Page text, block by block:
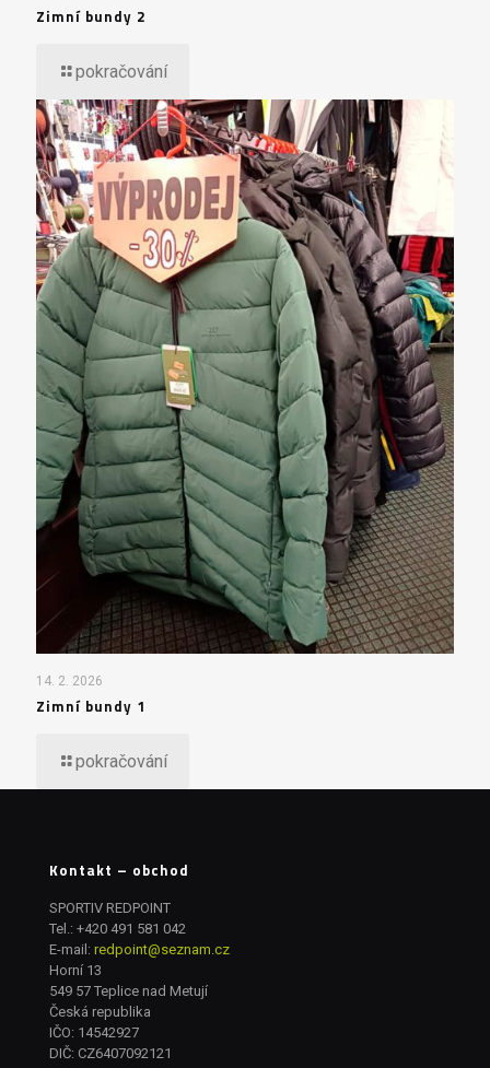
Zimní bundy 2
pokračování
14. 2. 2026
Zimní bundy 1
pokračování
Kontakt – obchod
SPORTIV REDPOINT
Tel.: +420 491 581 042
E-mail: redpoint@seznam.cz
Horní 13
549 57 Teplice nad Metují
Česká republika
IČO: 14542927
DIČ: CZ6407092121